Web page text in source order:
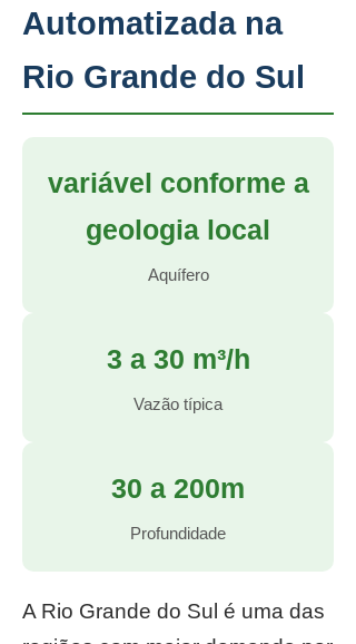
Automatizada na
Rio Grande do Sul
variável conforme a
geologia local
Aquífero
3 a 30 m³/h
Vazão típica
30 a 200m
Profundidade
A Rio Grande do Sul é uma das